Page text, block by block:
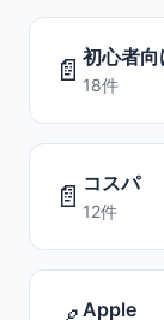
📄 初心者向
18件
📄 コスパ
12件
Apple